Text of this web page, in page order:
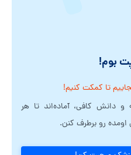
بوم!
تا کمکت کنیم!
و دانش کافی، آماده‌اند تا هر
رو برطرف کنن.